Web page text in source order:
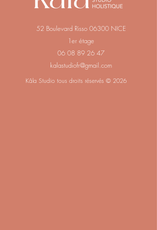
52 Boulevard Risso 06300 NICE
1er étage
06 08 89 26 47
kalastudiofr@gmail.com
Kâla Studio tous droits réservés © 2026